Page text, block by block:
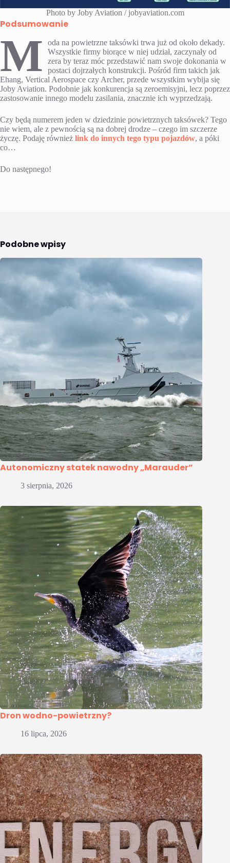
Photo by Joby Aviation / jobyaviation.com
Podsumowanie
M
oda na powietrzne taksówki trwa już od około dekady.
Wszystkie firmy biorące w niej udział, zaczynały od
zera by teraz móc przedstawić nam swoje dokonania w
postaci dojrzałych konstrukcji. Pośród firm takich jak
Ehang, Vertical Aerospace czy Archer, przede wszystkim wybija się
Joby Aviation. Podobnie jak konkurencja są zeroemisyjni, lecz poprzez
zastosowanie innego modelu zasilania, znacznie ich wyprzedzają.
Czy będą numerem jeden w dziedzinie powietrznych taksówek? Tego
nie wiem, ale z pewnością są na dobrej drodze – czego im szczerze
życzę. Podaję również link do innych tego typu pojazdów, a póki
co…
Do następnego!
Podobne wpisy
Autonomiczny statek nawodny „Marauder”
3 sierpnia, 2026
Dron wodno-powietrzny?
16 lipca, 2026